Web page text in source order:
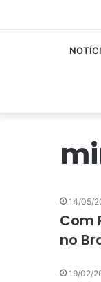
14/05/
Com
no
19/02/